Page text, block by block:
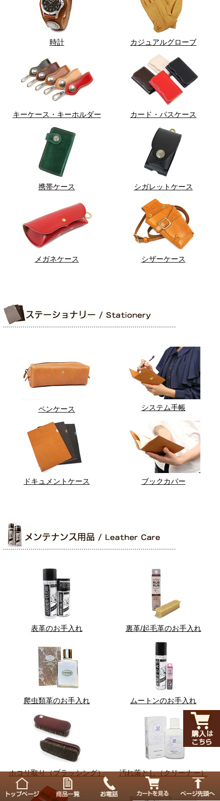
時計 カジュアルグローブ
キーケース・キーホルダー カード・パスケース
携帯ケース シガレットケース
メガネケース シザーケース
ペンケース システム手帳
ドキュメントケース ブックカバー
表革のお手入れ 裏革/起毛革のお手入れ
爬虫類革のお手入れ ムートンのお手入れ
ホコリ取り（ブラッシング） 汚れ落とし（クリーナー）